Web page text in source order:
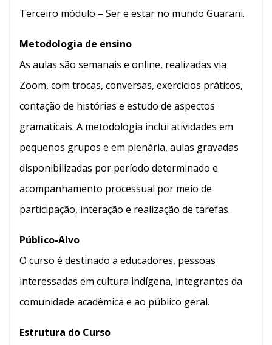
Terceiro módulo – Ser e estar no mundo Guarani.
Metodologia de ensino
As aulas são semanais e online, realizadas via
Zoom, com trocas, conversas, exercícios práticos,
contação de histórias e estudo de aspectos
gramaticais. A metodologia inclui atividades em
pequenos grupos e em plenária, aulas gravadas
disponibilizadas por período determinado e
acompanhamento processual por meio de
participação, interação e realização de tarefas.
Público-Alvo
O curso é destinado a educadores, pessoas
interessadas em cultura indígena, integrantes da
comunidade acadêmica e ao público geral.
Estrutura do Curso